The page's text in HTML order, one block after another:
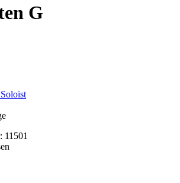
G
11501